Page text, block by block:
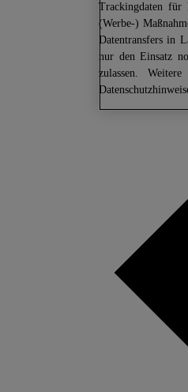
Trackingdaten für
(Werbe-)
Datentransfers in
nur den Einsatz
zulassen.